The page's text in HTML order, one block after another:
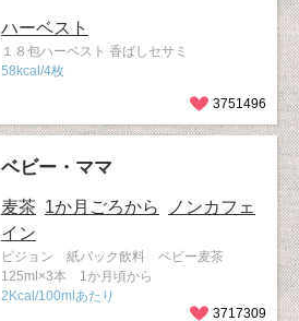
ハーベスト
１８包ハーベスト 香ばしセサミ
58kcal/4枚
3751496
ベビー・ママ
麦茶 1か月ごろから
ノンカフェ
イン
ピジョン 紙パック飲料 ベビー麦茶
125ml×3本 1か月頃から
2Kcal/100mlあたり
3717309